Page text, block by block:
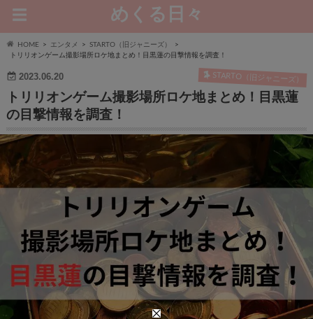
めくる日々
HOME エンタメ
STARTO（旧ジャニーズ）
トリリオンゲーム撮影場所ロケ地まとめ！目黒蓮の目撃情報を調査！
2023.06.20 STARTO（旧ジャニーズ）
トリリオンゲーム撮影場所ロケ地まとめ！目黒蓮
の目撃情報を調査！